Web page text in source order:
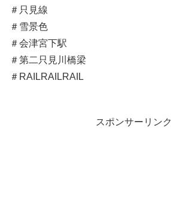
＃只見線
＃雪景色
＃会津宮下駅
＃第二只見川橋梁
＃RAILRAILRAIL
スポンサーリンク